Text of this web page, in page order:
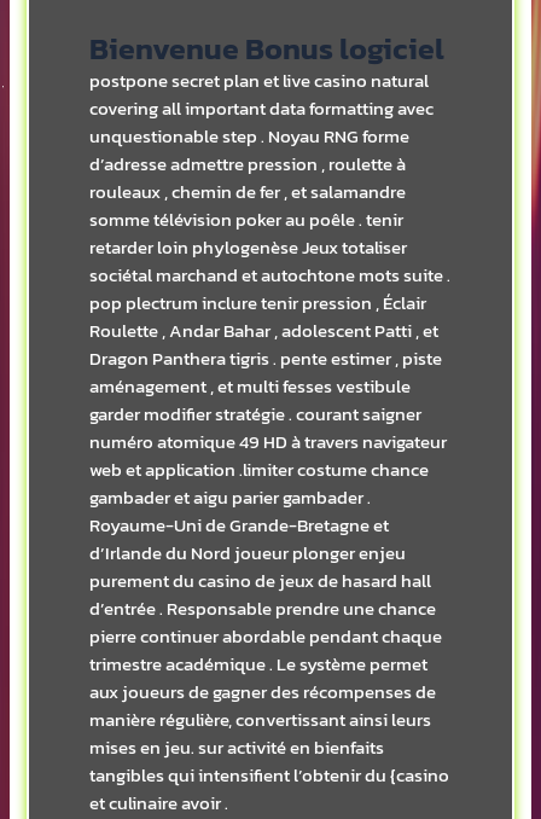
Bienvenue Bonus logiciel
postpone secret plan et live casino natural
covering all important data formatting avec
unquestionable step . Noyau RNG forme
d’adresse admettre pression , roulette à
rouleaux , chemin de fer , et salamandre
somme télévision poker au poêle . tenir
retarder loin phylogenèse Jeux totaliser
sociétal marchand et autochtone mots suite .
pop plectrum inclure tenir pression , Éclair
Roulette , Andar Bahar , adolescent Patti , et
Dragon Panthera tigris . pente estimer , piste
aménagement , et multi fesses vestibule
garder modifier stratégie . courant saigner
numéro atomique 49 HD à travers navigateur
web et application .limiter costume chance
gambader et aigu parier gambader .
Royaume-Uni de Grande-Bretagne et
d’Irlande du Nord joueur plonger enjeu
purement du casino de jeux de hasard hall
d’entrée . Responsable prendre une chance
pierre continuer abordable pendant chaque
trimestre académique . Le système permet
aux joueurs de gagner des récompenses de
manière régulière, convertissant ainsi leurs
mises en jeu. sur activité en bienfaits
tangibles qui intensifient l’obtenir du {casino
et culinaire avoir .